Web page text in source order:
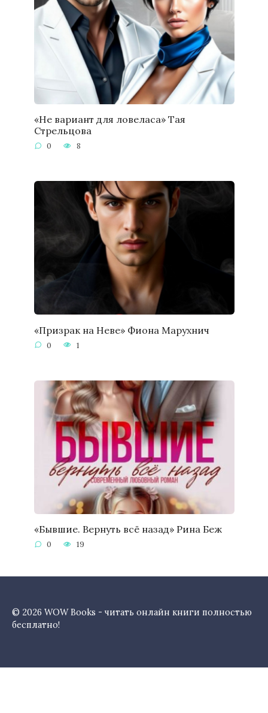
«Не вариант для ловеласа» Тая
Стрельцова
0 8
«Призрак на Неве» Фиона Марухнич
0 1
«Бывшие. Вернуть всё назад» Рина Беж
0 19
© 2026 WOW Books - читать онлайн книги полностью
бесплатно!